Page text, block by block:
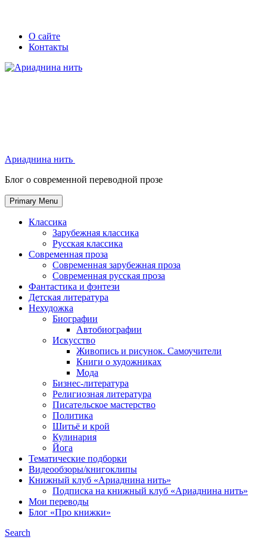
Skip
Secondary
left
navigation
Secondary
right
navigation
О сайте
Контакты
Ариаднина нить
Блог о современной переводной прозе
Primary Menu
Классика
Зарубежная классика
Русская классика
Современная проза
Современная зарубежная проза
Современная русская проза
Фантастика и фэнтези
Детская литература
Нехудожка
Биографии
Автобиографии
Искусство
Живопись и рисунок. Самоучители
Книги о художниках
Мода
Бизнес-литература
Религиозная литература
Писательское мастерство
Политика
Шитьё и крой
Кулинария
Йога
Тематические подборки
Видеообзоры/книгоклипы
Книжный клуб «Ариаднина нить»
Подписка на книжный клуб «Ариаднина нить»
Мои переводы
Блог «Про книжки»
Search